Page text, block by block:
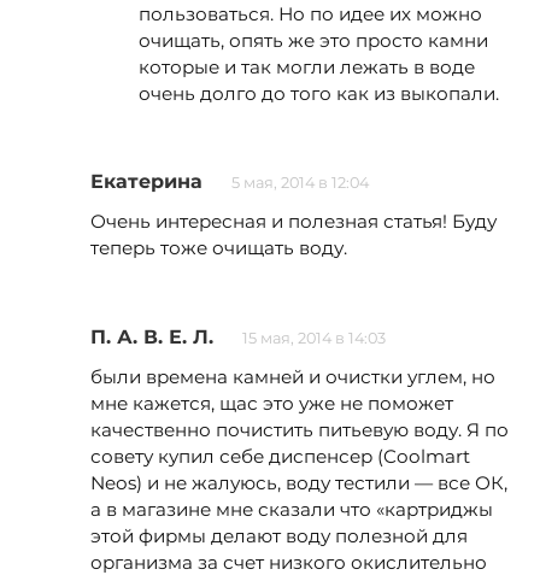
пользоваться. Но по идее их можно
очищать, опять же это просто камни
которые и так могли лежать в воде
очень долго до того как из выкопали.
Екатерина 5 мая, 2014 в 12:04
Очень интересная и полезная статья! Буду
теперь тоже очищать воду.
П. А. В. Е. Л. 15 мая, 2014 в 14:03
были времена камней и очистки углем, но
мне кажется, щас это уже не поможет
качественно почистить питьевую воду. Я по
совету купил себе диспенсер (Coolmart
Neos) и не жалуюсь, воду тестили — все ОК,
а в магазине мне сказали что «картриджы
этой фирмы делают воду полезной для
организма за счет низкого окислительно